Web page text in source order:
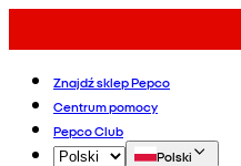
Znajdź sklep Pepco
Centrum pomocy
Pepco Club
Polski